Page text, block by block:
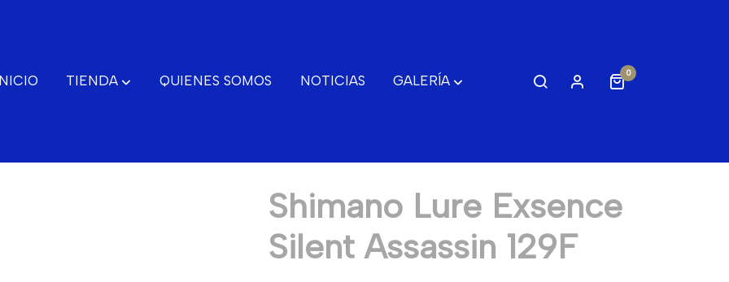
TIENDA QUIENES SOMOS NOTICIAS GALERÍA 0
Shimano Lure Exsence
Silent Assassin 129F